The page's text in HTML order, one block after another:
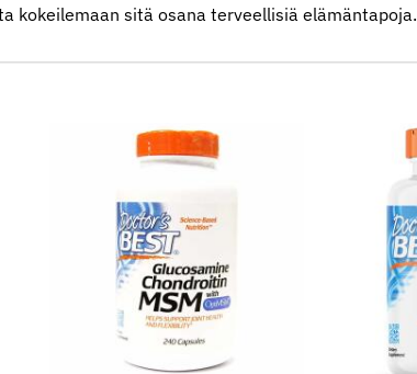
kokeilemaan sitä osana terveellisiä elämäntapoja.